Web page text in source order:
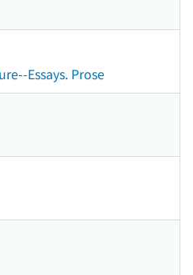
Essays. Prose